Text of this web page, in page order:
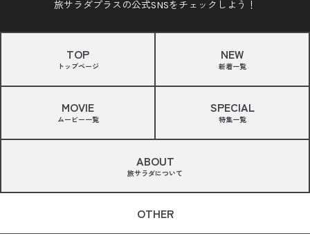
旅サラダプラスの公式SNSをチェックしよう！
TOP
トップページ
NEW
新着一覧
MOVIE
ムービー一覧
SPECIAL
特集一覧
ABOUT
旅サラダについて
OTHER